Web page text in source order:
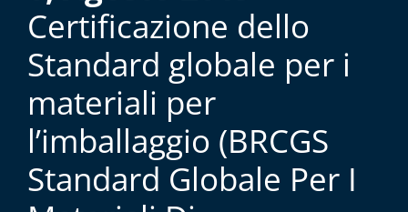
Certificazione dello
Standard globale per i
materiali per
l’imballaggio (BRCGS
Standard Globale Per I